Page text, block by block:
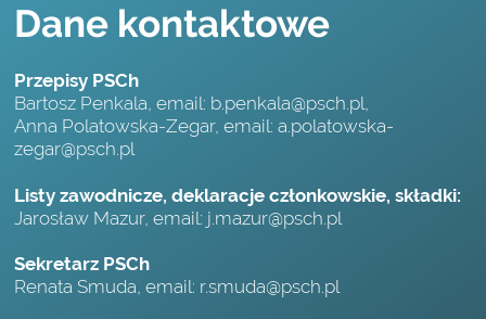
Dane kontaktowe
Przepisy PSCh
Bartosz Penkala, email: b.penkala@psch.pl
Anna Polatowska-Zegar, email: a.polatowska-
zegar@psch.pl
Listy zawodnicze, deklaracje członkowskie, składki:
Jarosław Mazur, email: j.mazur@psch.pl
Sekretarz PSCh
Renata Smuda, email: r.smuda@psch.pl